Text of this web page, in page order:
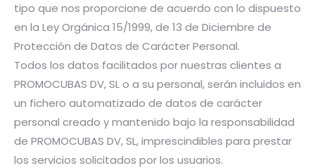
tipo que nos proporcione de acuerdo con lo dispuesto
en la Ley Orgánica 15/1999, de 13 de Diciembre de
Protección de Datos de Carácter Personal.
Todos los datos facilitados por nuestras clientes a
PROMOCUBAS DV, SL o a su personal, serán incluidos en
un fichero automatizado de datos de carácter
personal creado y mantenido bajo la responsabilidad
de PROMOCUBAS DV, SL, imprescindibles para prestar
los servicios solicitados por los usuarios.